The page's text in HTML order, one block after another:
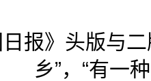
日报》头版与
乡”，“有一